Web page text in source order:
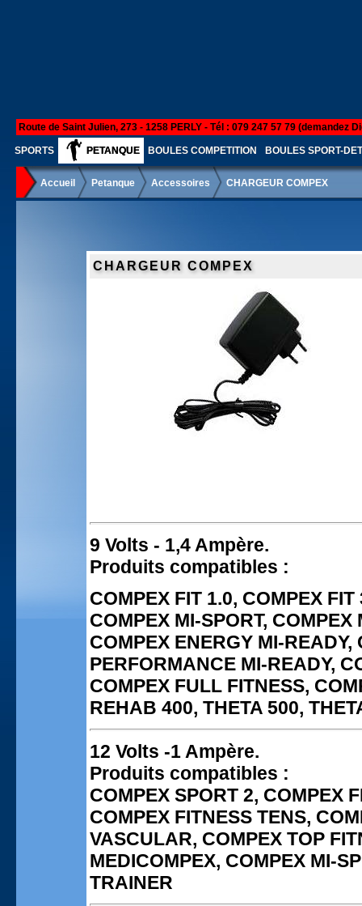
Route de Saint Julien, 273 - 1258 PERLY - Tél : 079 247 57 79 (demandez
SPORTS PETANQUE BOULES COMPETITION BOULES SPORT-
Accueil Petanque Accessoires CHARGEUR COMPEX
CHARGEUR COMPEX
9 Volts - 1,4 Ampère.
Produits compatibles :
COMPEX FIT 1.0, COMPEX
COMPEX MI-SPORT,
COMPEX ENERGY MI-READY,
PERFORMANCE MI-READY,
COMPEX FULL FITNESS,
REHAB 400, THETA 500,
12 Volts -1 Ampère.
Produits compatibles :
COMPEX SPORT 2, COMPEX
COMPEX FITNESS TENS,
VASCULAR, COMPEX TOP
MEDICOMPEX, COMPEX MI-
TRAINER